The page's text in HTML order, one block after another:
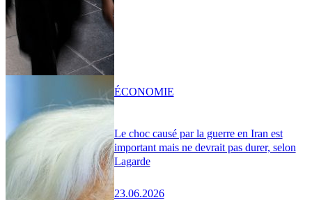
Le choc causé par la guerre en Iran est
important mais ne devrait pas durer, selon
Lagarde
23.06.2026
ÉCONOMIE